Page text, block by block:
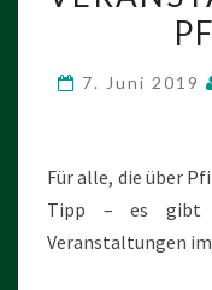
7. Juni 2019
Für alle, die über
Tipp – es gibt
Veranstaltungen